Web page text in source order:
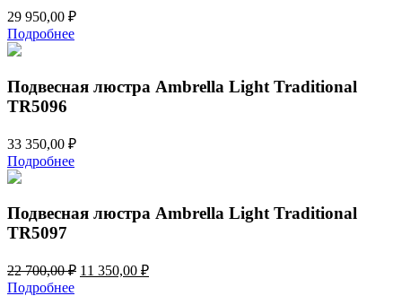
29 950,00 ₽
Подробнее
Подвесная люстра Ambrella Light Traditional
TR5096
33 350,00 ₽
Подробнее
Подвесная люстра Ambrella Light Traditional
TR5097
22 700,00₽ Первоначальная
11 350,00 ₽Текущая
Подробнее